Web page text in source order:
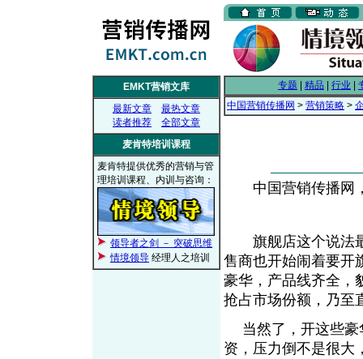
EMKT营销文库
最新文章
最热文章
读者推荐
全部文章
麦肯特培训课程
麦肯特提供优秀的营销与管
理培训课程、内训与咨询：
领导者之剑 － 突破思维
情境领导 经理人之培训
专题 精品 行业
中国营销传播网 > 营销策略 >
中国营销传播网
旗舰店这个说法最
售商也开始闹着要开
豪华，产品线齐全，
抢占市场份额，乃至
当然了，开这些豪
资，压力倒不是很大